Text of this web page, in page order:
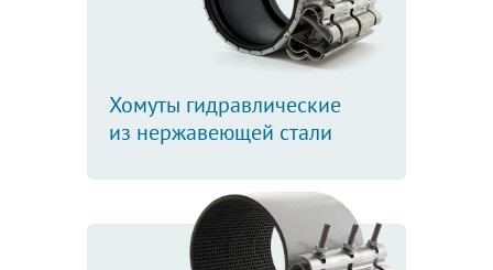
Хомуты гидравлические
из нержавеющей стали